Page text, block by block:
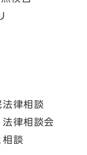
律相談
律相談会
談